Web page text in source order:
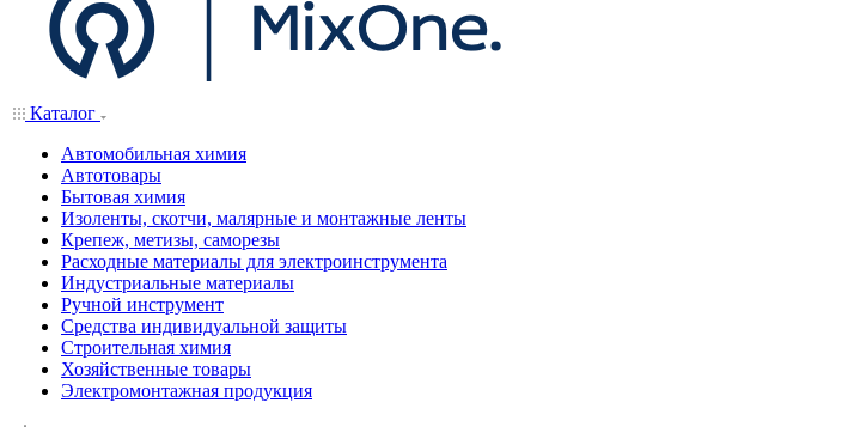
Каталог
Автомобильная химия
Автотовары
Бытовая химия
Изоленты, скотчи, малярные и монтажные ленты
Крепеж, метизы, саморезы
Расходные материалы для электроинструмента
Индустриальные материалы
Ручной инструмент
Средства индивидуальной защиты
Строительная химия
Хозяйственные товары
Электромонтажная продукция